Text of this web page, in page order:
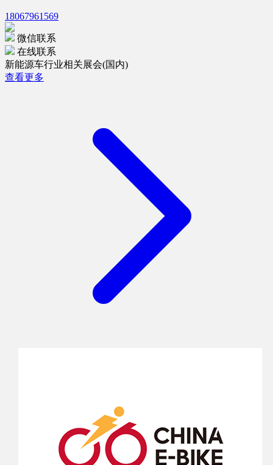
18067961569
微信联系
在线联系
新能源车行业相关展会(国内)
查看更多